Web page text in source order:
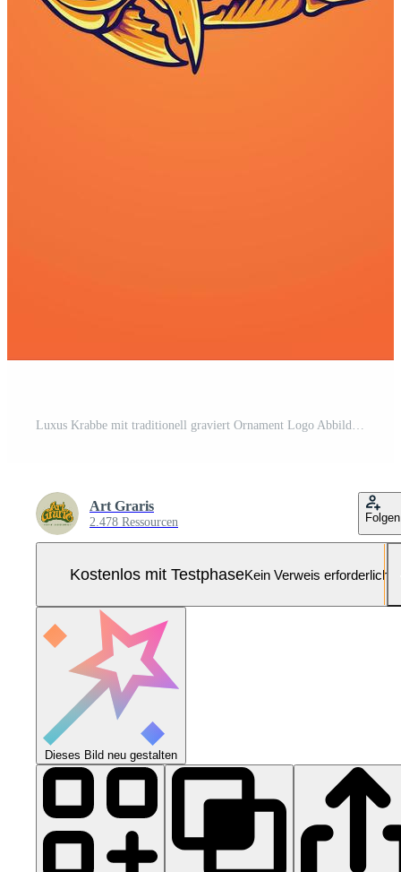
Luxus Krabbe mit traditionell graviert Ornament Logo Abbildungen Pro-Vektor und Pro-SVG
Art Graris
2.478 Ressourcen Folgen
Kostenlos mit TestphaseKein Verweis erforderlich
Dieses Bild neu gestalten